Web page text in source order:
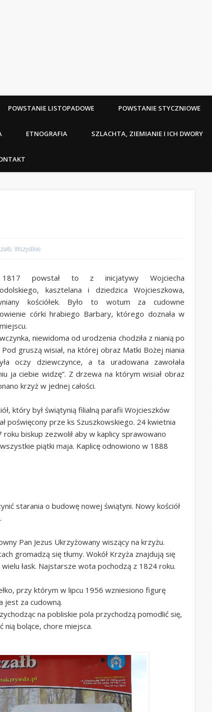
POWSTANIE LISTOPADOWE POWSTANIE STYCZNIOWE
ETNOGRAFIA SZLACHTA, ZIEMIANIE I ICH DWORY
,Wszystkie
powstał to z inicjatywy Wojciecha
kasztelana i dziedzica Wojcieszkowa,
kościółek. Było to wotum za cudowne
córki hrabiego Barbary, którego doznała w
niewidoma od urodzenia chodziła z nianią po
Pod gruszą wisiał, na której obraz Matki Bożej niania
oczy dziewczynce, a ta uradowana zawołała
ja ciebie widzę”. Z drzewa na którym wisiał obraz
krzyż w jednej całości.
który był świątynią filialną parafii Wojcieszków
poświęcony prze ks Szuszkowskiego. 24 kwietnia
roku biskup zezwolił aby w kaplicy sprawowano
piątki maja. Kaplicę odnowiono w 1888
starania o budowę nowej świątyni. Nowy kościół
Pan Jezus Ukrzyżowany wiszący na krzyżu.
gromadzą się tłumy. Wokół Krzyża znajdują się
łask. Najstarsze wota pochodzą z 1824 roku.
przy którym w lipcu 1956 wzniesiono figurę
jest za cudowną.
na pobliskie pola przychodzą pomodlić się,
nią bolące, chore miejsca.